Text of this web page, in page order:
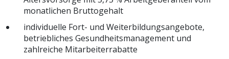
monatlichen Bruttogehalt
individuelle Fort- und Weiterbildungsangebote,
betriebliches Gesundheitsmanagement und
zahlreiche Mitarbeiterrabatte